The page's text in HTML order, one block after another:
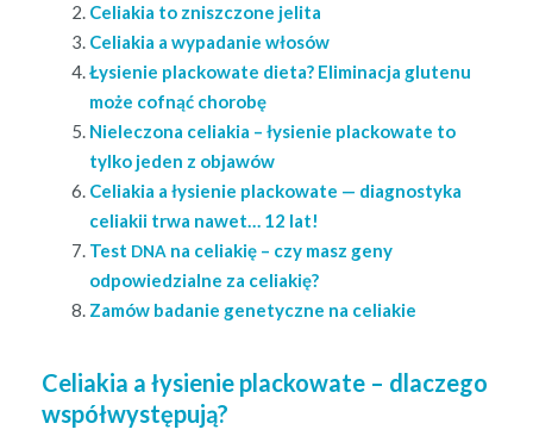
Celi­akia to zniszc­zone jelita
Celi­akia a wypadanie włosów
Łysie­nie plack­owate dieta? Elim­i­nac­ja glutenu
może cofnąć chorobę
Nielec­zona celi­akia – łysie­nie plack­owate to
tylko jeden z objawów
Celi­akia a łysie­nie plack­owate — diag­nos­ty­ka
celi­akii trwa nawet… 12 lat!
Test DNA na celi­ak­ię – czy masz geny
odpowiedzialne za celiakię?
Zamów badanie gene­ty­czne na celiakie
Celiakia a łysienie plackowate – dlaczego
współwystępują?